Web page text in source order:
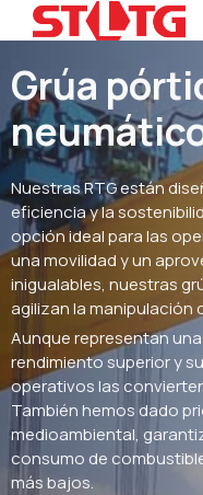
Grúa
Nuestras RTG están
eficiencia y la
opción ideal para las
una movilidad y un
inigualables, nuestras
agilizan la manipulación
Aunque representan
rendimiento superior y
operativos las
También hemos dado
medioambiental,
consumo de
más bajos.